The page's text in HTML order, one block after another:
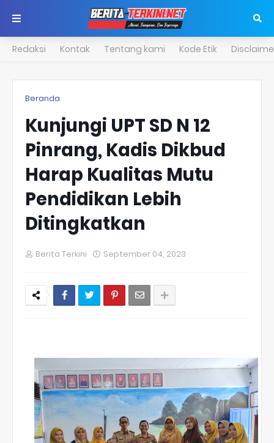
Redaksi Kontak Tentang kami Kode Etik
Beranda
Kunjungi UPT SD N 12
Pinrang, Kadis Dikbud
Harap Kualitas Mutu
Pendidikan Lebih
Ditingkatkan
Berita Terkini September 04, 2023